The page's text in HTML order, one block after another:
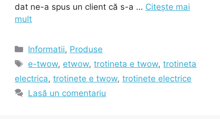
dat ne-a spus un client că s-a … Citește mai
mult
Categorii
Informatii, Produse
Etichete
e-twow, etwow,trotineta e twow,trotineta
electrica, trotinete e twow, trotinete electrice
Lasă un comentariu